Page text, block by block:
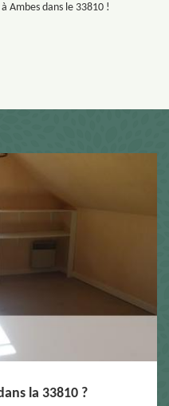
Ambes dans le 33810 !
la 33810 ?